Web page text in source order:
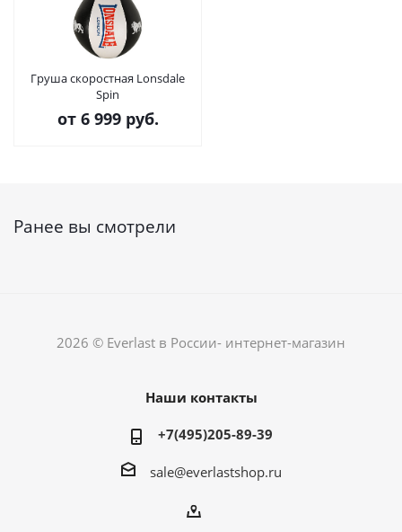
Груша скоростная Lonsdale
Spin
от 6 999 руб.
Ранее вы смотрели
2026 © Everlast в России- интернет-магазин
Наши контакты
+7(495)205-89-39
sale@everlastshop.ru